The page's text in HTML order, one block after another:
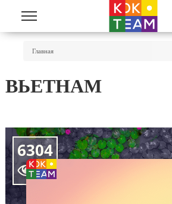
Перейти к основному содержанию
Главная
ВЬЕТНАМ
6304
